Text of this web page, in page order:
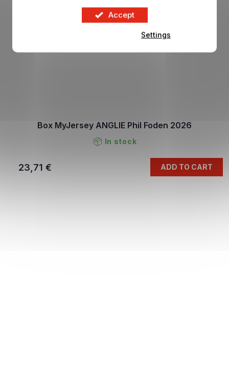
Accept
Settings
Box MyJersey ANGLIE Phil Foden 2026
In stock
23,71 € ADD TO CART